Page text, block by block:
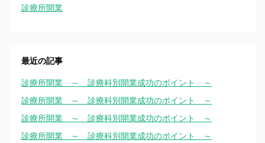
診療所開業
最近の記事
診療所開業 ～ 診療科別開業成功のポイント ～
診療所開業 ～ 診療科別開業成功のポイント ～
診療所開業 ～ 診療科別開業成功のポイント ～
診療所開業 ～ 診療科別開業成功のポイント ～